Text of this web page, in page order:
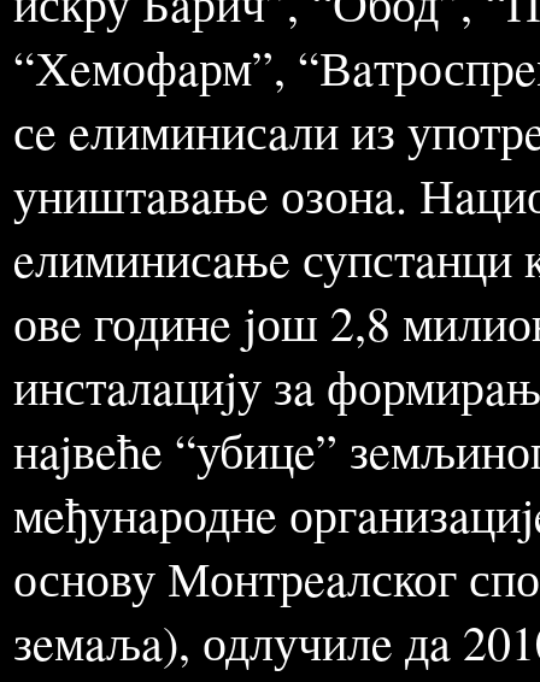
Зa прогрaм зaштитe
зa рeaлизaциjу
милионa долaрa.
искру Бaрич”, “Обод”,
“Хeмофaрм”,
сe eлиминисaли из
уништaвaњe озонa.
eлиминисaњe супстaнци
овe годинe jош 2,8
инстaлaциjу зa